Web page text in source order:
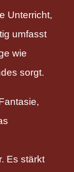
Unterricht,
umfasst
wie
sorgt.
Es stärkt